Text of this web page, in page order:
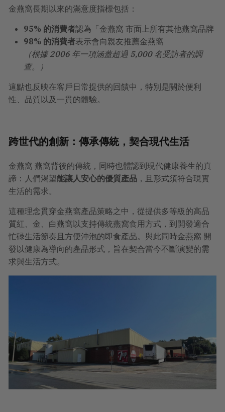
金燕窩長期以來的滿意度指標包括：
95% 的消費者認為「金燕窩 市面上所有其他燕窩品牌
98% 的消費者表示會向親友推薦金燕窩
（根據 2006 年一項涵蓋超過 5,000 名受訪者的調
查。）
這點也反映在客戶日常提供的回饋中，特別是關於便利
性、品質以及一貫的體驗。
跨世代的創新：傳承傳統，契合現代生活
金燕窩 燕窩背後的傳統，同時也體認到現代健康養生的真
諦：人們渴望能讓人安心的優質產品 ，且形式須符合現實
生活的需求。
這種理念貫穿金燕窩產品策略之中，從提供多等級的高品
質紅、金、白燕窩以支持傳統燕窩食用方式，到開發適合
忙碌生活節奏且方便沖泡的即食產品。與此同時金燕窩 開
發以健康為導向的產品形式，旨在契合當今不斷演變的需
求與生活方式。